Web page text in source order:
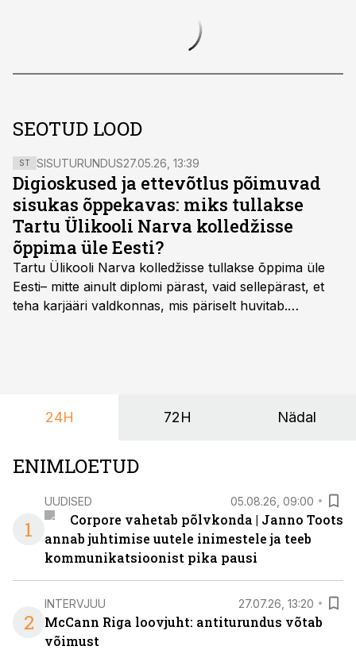
SEOTUD LOOD
ST SISUTURUNDUS27.05.26, 13:39
Digioskused ja ettevõtlus põimuvad
sisukas õppekavas: miks tullakse
Tartu Ülikooli Narva kolledžisse
õppima üle Eesti?
Tartu Ülikooli Narva kolledžisse tullakse õppima üle
Eesti– mitte ainult diplomi pärast, vaid sellepärast, et
teha karjääri valdkonnas, mis päriselt huvitab.
24H 72H Nädal
ENIMLOETUD
1
UUDISED 05.08.26, 09:00
Corpore vahetab põlvkonda | Janno Toots
annab juhtimise uutele inimestele ja teeb
kommunikatsioonist pika pausi
2
INTERVJUU 27.07.26, 13:20
McCann Riga loovjuht: antiturundus võtab
võimust